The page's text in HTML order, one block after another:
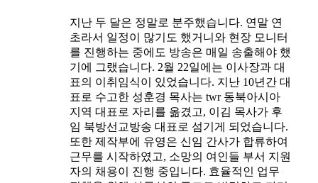
지난 두 달은 정말로 분주했습니다. 연말 연
초라서 일정이 많기도 했거니와 현장 모니터
를 진행하는 중에도 방송은 매일 송출해야 했
기에 그랬습니다. 2월 22일에는 이사장과 대
표의 이취임식이 있었습니다. 지난 10년간 대
표로 수고한 성훈경 목사는 twr 동북아시아
지역 대표로 자리를 옮겼고, 이김 목사가 후
임 북방선교방송 대표로 섬기게 되었습니다.
또한 제작부에 유영은 신임 간사가 합류하여
근무를 시작하였고, 소망의 여인들 부서 지원
자의 채용이 진행 중입니다. 효율적인 업무